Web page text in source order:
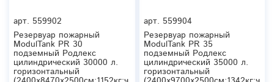
арт. 559902
Резервуар пожарный
ModulTank PR 30
подземный Родлекс
цилиндрический 30000 л.
горизонтальный
арт. 559904
Резервуар пожарный
ModulTank PR 35
подземный Родлекс
цилиндрический 35000 л.
горизонтальный